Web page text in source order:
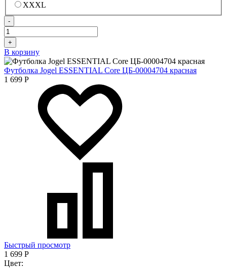
XXXL
-
+
В корзину
Футболка Jogel ESSENTIAL Core ЦБ-00004704 красная
1 699 Р
Быстрый просмотр
1 699 Р
Цвет: